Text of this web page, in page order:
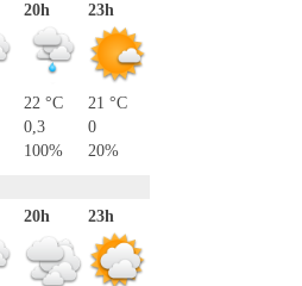
20h
22 °C
0,3
100%
23h
21 °C
0
20%
20h 23h